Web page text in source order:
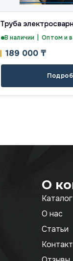
Труба
В наличии | Оптом и
189 000 ₸
О
Каталог
О нас
Статьи